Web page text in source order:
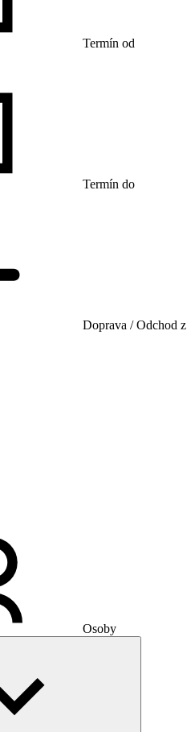
Termín od
Termín do
Doprava / Odchod z
Osoby